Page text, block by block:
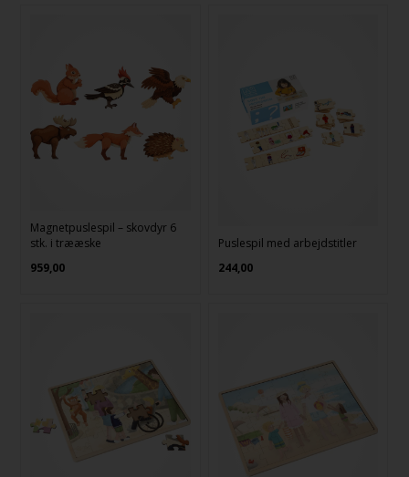
Magnetpuslespil – skovdyr 6
stk. i trææske
959,00
Puslespil med arbejdstitler
244,00